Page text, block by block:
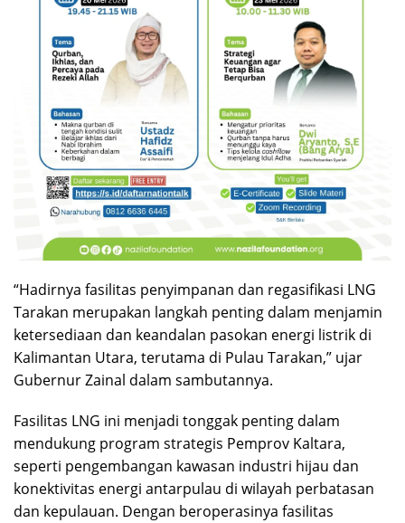
“Hadirnya fasilitas penyimpanan dan regasifikasi LNG
Tarakan merupakan langkah penting dalam menjamin
ketersediaan dan keandalan pasokan energi listrik di
Kalimantan Utara, terutama di Pulau Tarakan,” ujar
Gubernur Zainal dalam sambutannya.
Fasilitas LNG ini menjadi tonggak penting dalam
mendukung program strategis Pemprov Kaltara,
seperti pengembangan kawasan industri hijau dan
konektivitas energi antarpulau di wilayah perbatasan
dan kepulauan. Dengan beroperasinya fasilitas